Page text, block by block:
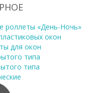
роллеты «День-Ночь»
окон
для окон
типа
типа